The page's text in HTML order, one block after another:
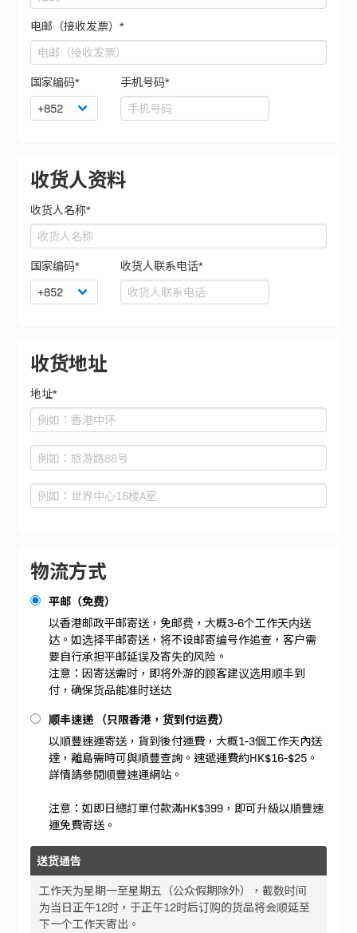
电邮（接收发票）*
国家编码* 手机号码*
收货人资料
收货人名称*
国家编码* 收货人联系电话*
收货地址
地址*
物流方式
平邮（免费）
以香港邮政平邮寄送，免邮费，大概3-6个工作天内送
达。如选择平邮寄送，将不设邮寄编号作追查，客户需
要自行承担平邮延误及寄失的风险。
注意：因寄送需时，即将外游的顾客建议选用顺丰到
付，确保货品能准时送达
顺丰速递 （只限香港，货到付运费）
以順豐速運寄送，貨到後付運費，大概1-3個工作天內送
達，離島需時可與順豐查詢。速遞運費約HK$16-$25。
詳情請參閱順豐速運網站。
注意：如即日總訂單付款滿HK$399，即可升級以順豐速
運免費寄送。
送货通告
工作天为星期一至星期五（公众假期除外），截数时间
为当日正午12时，于正午12时后订购的货品将会顺延至
下一个工作天寄出。